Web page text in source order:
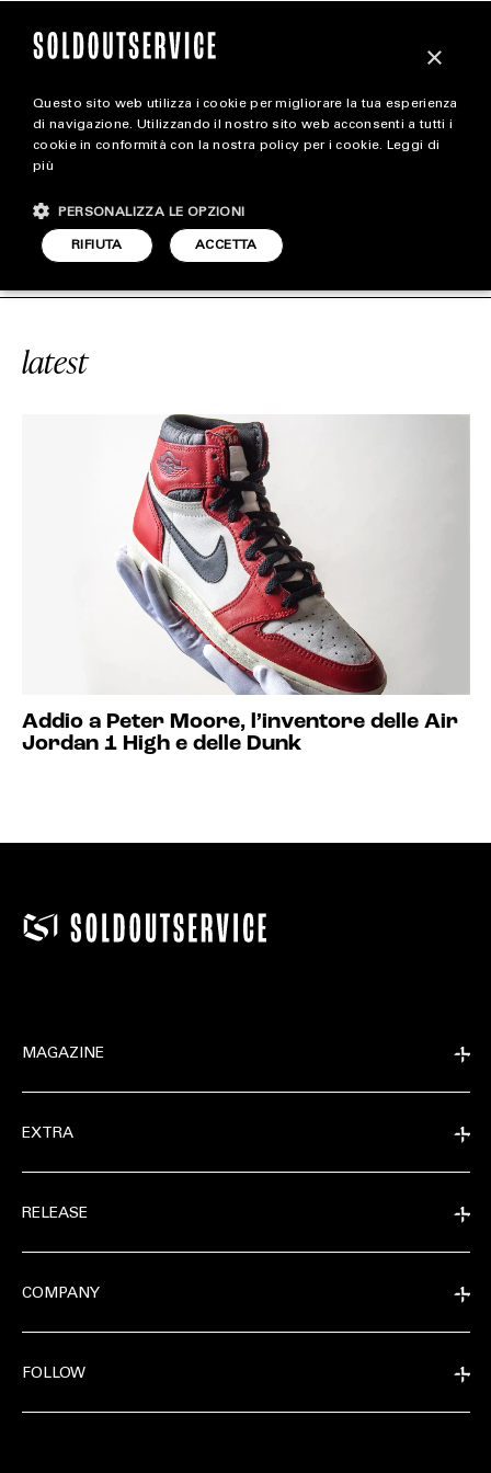
magazine
STYLE
FOOTWEAR
#PETER MOORE
latest
Addio a Peter Moore, l’inventore delle Air
Jordan 1 High e delle Dunk
MAGAZINE
EXTRA
RELEASE
COMPANY
FOLLOW
×
Questo sito web utilizza i cookie per migliorare la tua esperienza
di navigazione. Utilizzando il nostro sito web acconsenti a tutti i
cookie in conformità con la nostra policy per i cookie. Leggi di
più
ACCETTA
RIFIUTA
PERSONALIZZA LE OPZIONI